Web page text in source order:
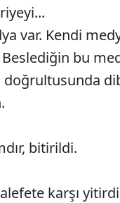
var. Kendi
bu
bitirildi.
karşı